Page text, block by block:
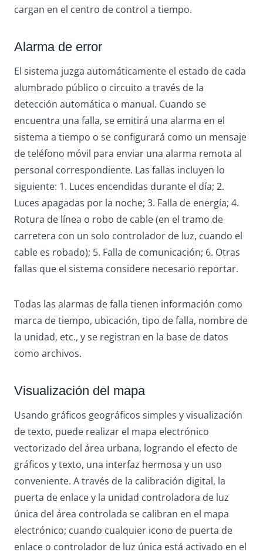
cargan en el centro de control a tiempo.
Alarma de error
El sistema juzga automáticamente el estado de cada
alumbrado público o circuito a través de la
detección automática o manual. Cuando se
encuentra una falla, se emitirá una alarma en el
sistema a tiempo o se configurará como un mensaje
de teléfono móvil para enviar una alarma remota al
personal correspondiente. Las fallas incluyen lo
siguiente: 1. Luces encendidas durante el día; 2.
Luces apagadas por la noche; 3. Falla de energía; 4.
Rotura de línea o robo de cable (en el tramo de
carretera con un solo controlador de luz, cuando el
cable es robado); 5. Falla de comunicación; 6. Otras
fallas que el sistema considere necesario reportar.
Todas las alarmas de falla tienen información como
marca de tiempo, ubicación, tipo de falla, nombre de
la unidad, etc., y se registran en la base de datos
como archivos.
Visualización del mapa
Usando gráficos geográficos simples y visualización
de texto, puede realizar el mapa electrónico
vectorizado del área urbana, logrando el efecto de
gráficos y texto, una interfaz hermosa y un uso
conveniente. A través de la calibración digital, la
puerta de enlace y la unidad controladora de luz
única del área controlada se calibran en el mapa
electrónico; cuando cualquier icono de puerta de
enlace o controlador de luz única está activado en el